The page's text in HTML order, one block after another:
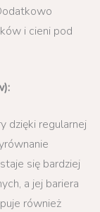
i cieni pod
dzięki regularnej
się bardziej
a jej bariera
również